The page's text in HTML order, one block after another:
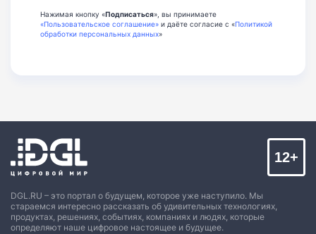
Нажимая кнопку «Подписаться», вы принимаете
«Пользовательское соглашение» и даёте согласие с «Политикой
обработки персональных данных»
DGL.RU – это портал о будущем, которое уже наступило. Мы
стараемся интересно рассказать об удивительных технологиях,
продуктах, решениях, событиях, компаниях и людях, которые
определяют наше цифровое настоящее и будущее.
12+